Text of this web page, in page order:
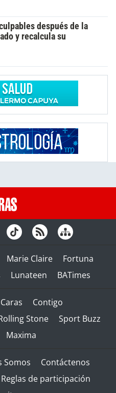
después de la
y recalcula su
Marie Claire
Fortuna
Lunateen BATimes
Caras
Contigo
Stone
Sport Buzz
Maxima
Somos
Contáctenos
Reglas de participación